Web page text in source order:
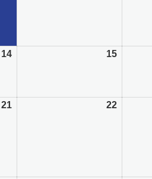
14 15
21 22